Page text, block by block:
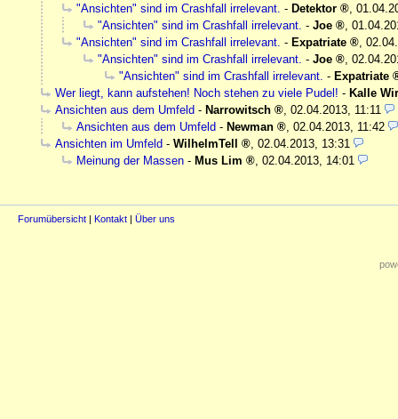
"Ansichten" sind im Crashfall irrelevant. - Detektor ,
"Ansichten" sind im Crashfall irrelevant. - Joe ,
"Ansichten" sind im Crashfall irrelevant. - Expatriate ,
"Ansichten" sind im Crashfall irrelevant. - Joe ,
"Ansichten" sind im Crashfall irrelevant. - Expatriate
Wer liegt, kann aufstehen! Noch stehen zu viele Pudel! - Kalle
Ansichten aus dem Umfeld - Narrowitsch , 02.04.2013, 11:11
Ansichten aus dem Umfeld - Newman , 02.04.2013, 11:42
Ansichten im Umfeld - WilhelmTell , 02.04.2013, 13:31
Meinung der Massen - Mus Lim , 02.04.2013, 14:01
Forumübersicht | Kontakt | Über uns